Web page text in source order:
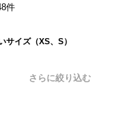
件
イズ（XS、S）
さらに絞り込む